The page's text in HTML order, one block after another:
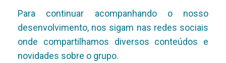
Para continuar acompanhando o nosso
desenvolvimento, nos sigam nas redes sociais
onde compartilhamos diversos conteúdos e
novidades sobre o grupo.